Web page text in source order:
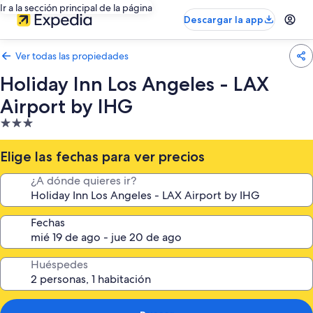
Ir a la sección principal de la página
Descargar la app
Ver todas las propiedades
Holiday Inn Los Angeles - LAX
Airport by IHG
Propiedad
de
3.0
estrellas
Elige las fechas para ver precios
¿A dónde quieres ir?
Fechas
Huéspedes